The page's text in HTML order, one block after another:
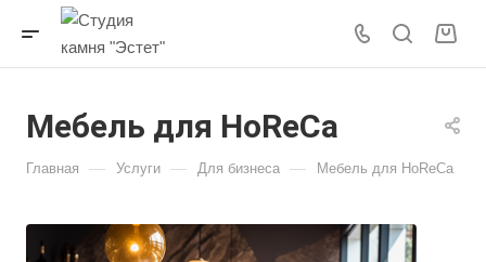
Мебель для HoReCa
Главная — Услуги — Для бизнеса — Мебель для HoReCa